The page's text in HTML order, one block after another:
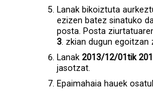
Lanak bikoiztuta
ezizen batez sinatuko
posta. Posta
3. zkian dugun egoitzan
Lanak 2013/12/01tik
jasotzat.
Epaimahaia hauek